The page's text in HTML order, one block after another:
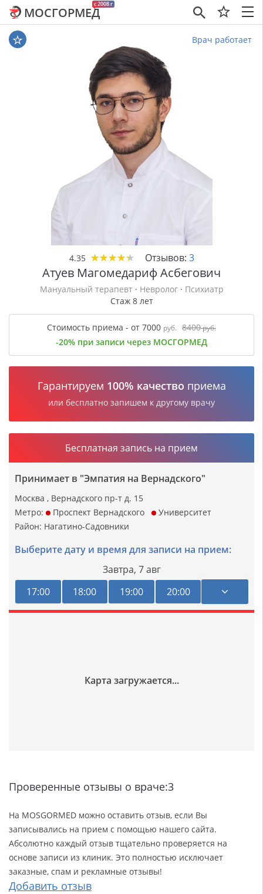
×
c 2008 г
МОСГОРМЕД
Врач работает
4.35 ★★★★★
★★★★★ Отзывов: 3
Атуев Магомедариф Асбегович
Мануальный терапевт· Невролог· Психиатр
Стаж 8 лет
Стоимость приема - от 7000 руб. 8400руб.
-20% при записи через МОСГОРМЕД
Гарантируем 100% качество приема
или бесплатно запишем к другому врачу
Бесплатная запись на прием
Принимает в "Эмпатия на Вернадского"
Москва , Вернадского пр-т д. 15
Метро:
Проспект Вернадского
Университет
Район: Нагатино-Садовники
Выберите дату и время для записи на прием:
Завтра, 7 авг
17:00
18:00 19:00 20:00
Проверенные отзывы о враче:3
На MOSGORMED можно оставить отзыв, если Вы
записывались на прием с помощью нашего сайта.
Абсолютно каждый отзыв тщательно проверяется на
основе записи из клиник. Это полностью исключает
заказные, спам и рекламные отзывы!
Добавить отзыв